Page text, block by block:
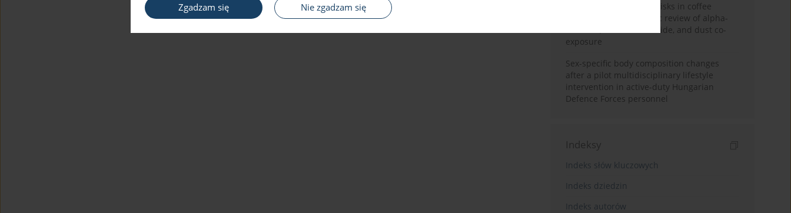
Zgadzam się Nie zgadzam się
Synergistic respiratory risks in coffee
processing: a systematic review of alpha-
diketone, carbon monoxide, and dust co-
exposure
Sex-specific body composition changes
after a pilot multidisciplinary lifestyle
intervention in active-duty Hungarian
Defence Forces personnel
Indeksy
Indeks słów kluczowych
Indeks dziedzin
Indeks autorów